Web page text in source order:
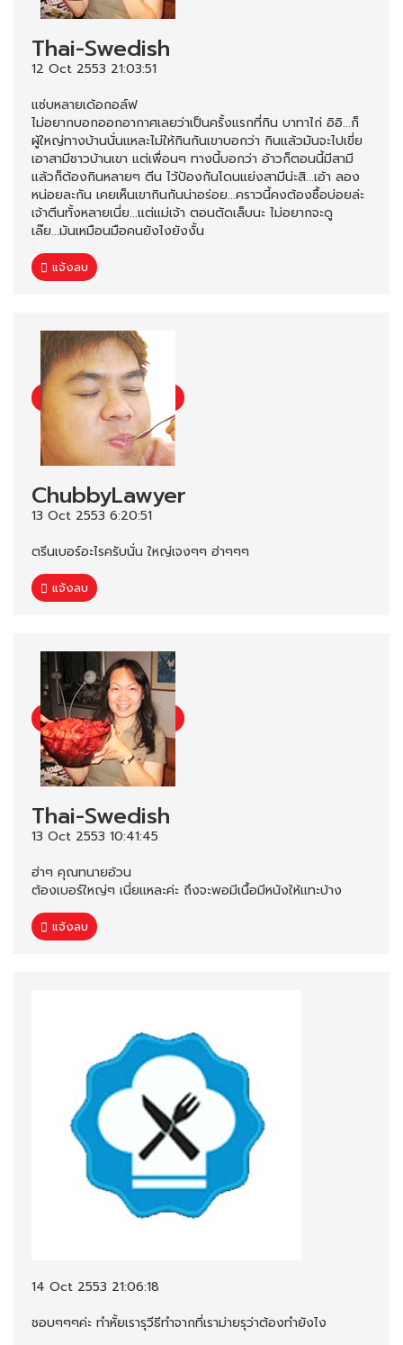
Thai-Swedish
12 Oct 2553 21:03:51
แซ่บหลายเด้อกอล์ฟ
ไม่อยากบอกออกอากาศเลยว่าเป็นครั้งแรกที่กิน บาทาไก่ อิอิ...ก็
ผู้ใหญ่ทางบ้านนั่นแหละไม่ให้กินกันเขาบอกว่า กินแล้วมันจะไปเขี่ย
เอาสามีชาวบ้านเขา แต่เพื่อนๆ ทางนี้บอกว่า อ้าวก็ตอนนี้มีสามี
แล้วก็ต้องกินหลายๆ ตีน ไว้ป้องกันโดนแย่งสามีน่ะสิ...เอ้า ลอง
หน่อยละกัน เคยเห็นเขากินกันน่าอร่อย...คราวนี้คงต้องซื้อบ่อยล่ะ
เจ้าตีนทั้งหลายเนี่ย...แต่แม่เจ้า ตอนตัดเล็บนะ ไม่อยากจะดู
เล๊ย...มันเหมือนมือคนยังไงยังงั้น
แจ้งลบ
ChubbyLawyer
13 Oct 2553 6:20:51
ตรีนเบอร์อะไรครับนั่น ใหญ่เจงๆๆ ฮ่าๆๆๆ
แจ้งลบ
Thai-Swedish
13 Oct 2553 10:41:45
ฮ่าๆ คุณทนายอ้วน
ต้องเบอร์ใหญ่ๆ เนี่ยแหละค่ะ ถึงจะพอมีเนื้อมีหนังให้แทะบ้าง
แจ้งลบ
14 Oct 2553 21:06:18
ชอบๆๆๆค่ะ ทำหั้ยเรารุวีธีทำจากที่เราม่ายรุว่าต้องทำยังไง